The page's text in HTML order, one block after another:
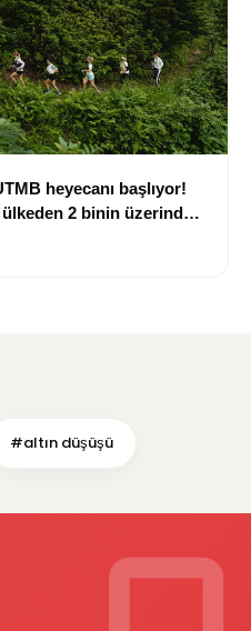
heyecanı başlıyor!
ülkeden 2 binin üzerinde
#altın düşüşü